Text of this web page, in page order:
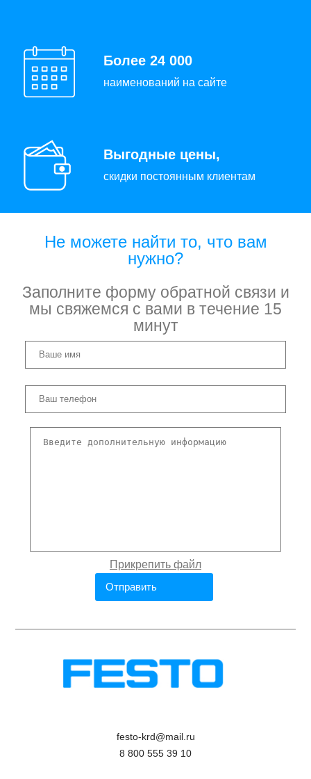
Более 24 000
наименований на сайте
Выгодные цены,
скидки постоянным клиентам
Не можете найти то, что вам
нужно?
Заполните форму обратной связи и
мы свяжемся с вами в течение 15
минут
festo-krd@mail.ru
8 800 555 39 10